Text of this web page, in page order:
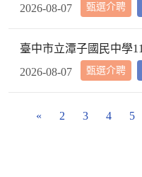
甄選介聘
2026-08-07
甄選介聘
2026-08-07
« 2 3 4 5